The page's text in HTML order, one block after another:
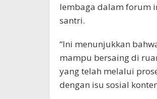
lembaga dalam forum
santri.
“Ini menunjukkan
mampu bersaing di
yang telah melalui
dengan isu sosial